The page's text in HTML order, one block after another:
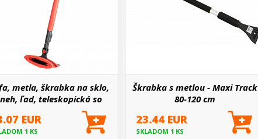
metla, škrabka na sklo,
ľad, teleskopická so
na vodu 98-134 cm
EUR
1 KS
Škrabka s metlou - Maxi Track
80-120 cm
23.44 EUR
SKLADOM 1 KS